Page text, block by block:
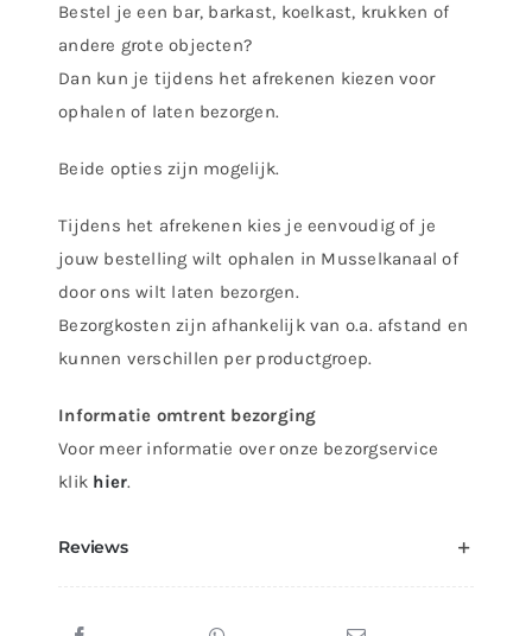
(Gebruikt)
aantal
Bestel je een bar, barkast, koelkast, krukken of
andere grote objecten?
Dan kun je tijdens het afrekenen kiezen voor
ophalen of laten bezorgen.
Beide opties zijn mogelijk.
Tijdens het afrekenen kies je eenvoudig of je
jouw bestelling wilt ophalen in Musselkanaal of
door ons wilt laten bezorgen.
Bezorgkosten zijn afhankelijk van o.a. afstand en
kunnen verschillen per productgroep.
Informatie omtrent bezorging
Voor meer informatie over onze bezorgservice
klik hier.
Reviews